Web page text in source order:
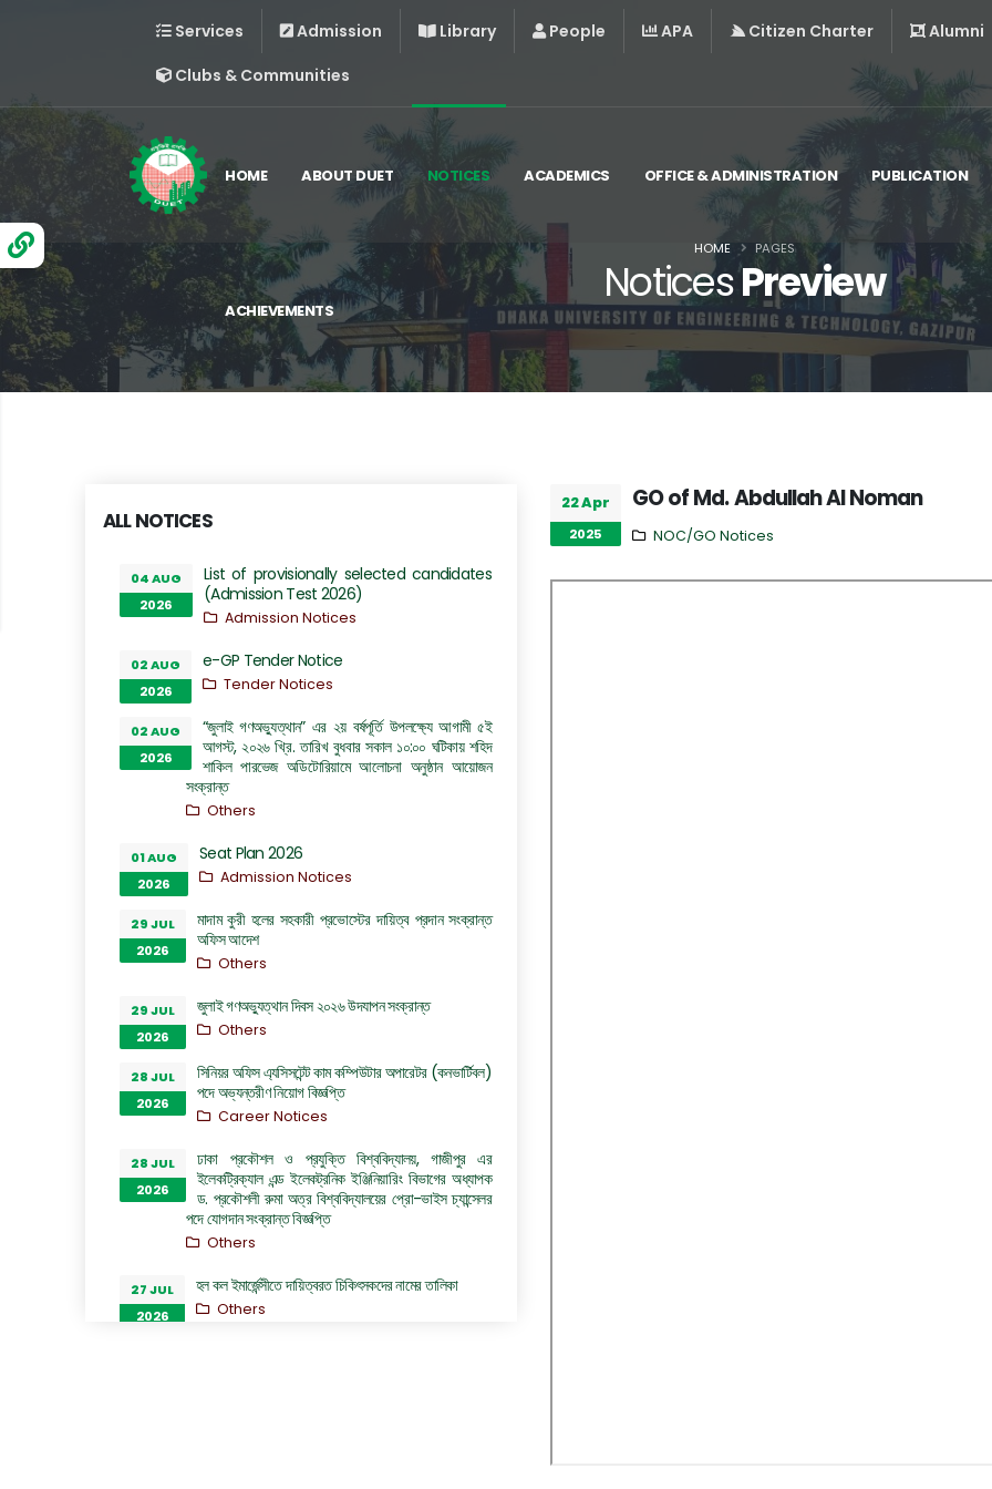
Services Admission Library People APA Citizen Charter
Alumni
Clubs & Communities
HOME ABOUT DUET NOTICES ACADEMICS OFFICE & ADMINISTRATION PUBLICATION
ACHIEVEMENTS
NoticesPreview
HOME PAGES
ALL NOTICES
04 AUG
2026
List of provisionally selected candidates
(Admission Test 2026)
Admission Notices
02 AUG
2026
e-GP Tender Notice
Tender Notices
02 AUG
2026
“জুলাই গণঅভ্যুত্থান” এর ২য় বর্ষপূর্তি উপলক্ষ্যে আগামী ৫ই
আগস্ট, ২০২৬ খ্রি. তারিখ বুধবার সকাল ১০:০০ ঘটিকায় শহিদ
শাকিল পারভেজ অডিটোরিয়ামে আলোচনা অনুষ্ঠান আয়োজন
সংক্রান্ত
Others
01 AUG
2026
Seat Plan 2026
Admission Notices
29 JUL
2026
মাদাম কুরী হলের সহকারী প্রভোস্টের দায়িত্ব প্রদান সংক্রান্ত
অফিস আদেশ
Others
29 JUL
2026
জুলাই গণঅভ্যুত্থান দিবস ২০২৬ উদযাপন সংক্রান্ত
Others
28 JUL
2026
সিনিয়র অফিস এ্যসিসটেন্ট কাম কম্পিউটার অপারেটর (কনভার্টিবল)
পদে অভ্যন্তরীণ নিয়োগ বিজ্ঞপ্তি
Career Notices
28 JUL
2026
ঢাকা প্রকৌশল ও প্রযুক্তি বিশ্ববিদ্যালয়, গাজীপুর এর
ইলেকট্রিক্যাল এন্ড ইলেকট্রনিক ইঞ্জিনিয়ারিং বিভাগের অধ্যাপক
ড. প্রকৌশলী রুমা অত্র বিশ্ববিদ্যালয়ের প্রো-ভাইস চ্যান্সেলর
পদে যোগদান সংক্রান্ত বিজ্ঞপ্তি
Others
27 JUL
2026
হল কল ইমার্জেন্সীতে দায়িত্বরত চিকিৎসকদের নামের তালিকা
Others
22 Apr
2025
GO of Md. Abdullah Al Noman
NOC/GO Notices